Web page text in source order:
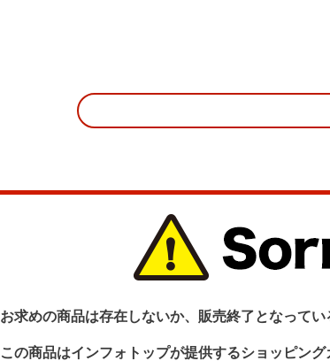
お求めの商品は存在しないか、販売終了となってい
この商品はインフォトップが提供するショッピン